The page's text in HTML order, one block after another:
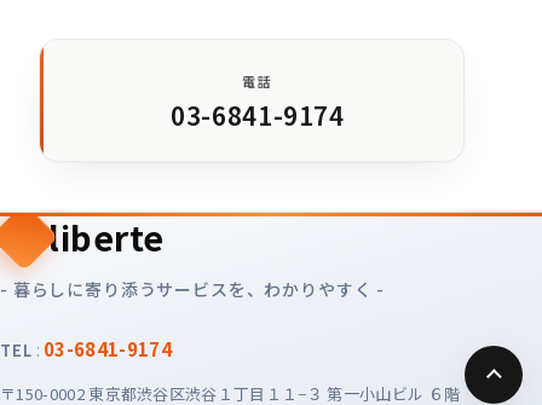
電話
03-6841-9174
liberte
- 暮らしに寄り添うサービスを、わかりやすく -
TEL : 03-6841-9174
〒150-0002 東京都渋谷区渋谷１丁目１１−３ 第一小山ビル ６階